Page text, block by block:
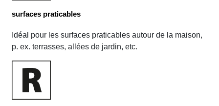
surfaces praticables
Idéal pour les surfaces praticables autour de la maison,
p. ex. terrasses, allées de jardin, etc.